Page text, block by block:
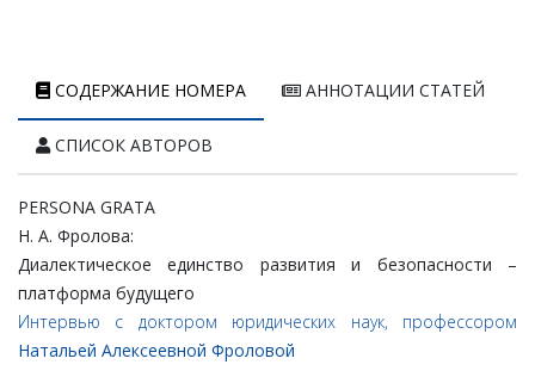
СОДЕРЖАНИЕ НОМЕРА АННОТАЦИИ СТАТЕЙ
СПИСОК АВТОРОВ
PERSONA GRATA
Н. А. Фролова:
Диалектическое
единство развитияи безопасности
–
платформа будущего
Интервью с доктором юридических наук, профессором
Натальей Алексеевной Фроловой